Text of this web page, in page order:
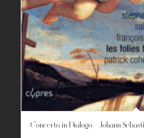
Concerto in Dialogo – Johann